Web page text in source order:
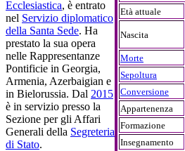
Età attuale
Nascita
Morte
Sepoltura
Conversione
Appartenenza
Formazione
Insegnamento
Ecclesiastica, è entrato
nel Servizio diplomatico
della Santa Sede. Ha
prestato la sua opera
nelle Rappresentanze
Pontificie in Georgia,
Armenia, Azerbaigian e
in Bielorussia. Dal 2015
è in servizio presso la
Sezione per gli Affari
Generali della Segreteria
di Stato.